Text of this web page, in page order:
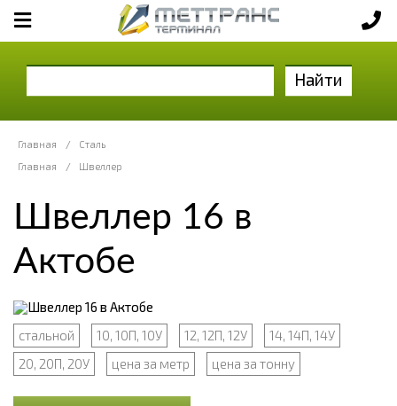
Найти
Главная /
Сталь
Главная
/ Швеллер
Швеллер 16 в
Актобе
стальной 10, 10П, 10У 12, 12П, 12У
14, 14П, 14У
20, 20П, 20У
цена за метр цена за тонну